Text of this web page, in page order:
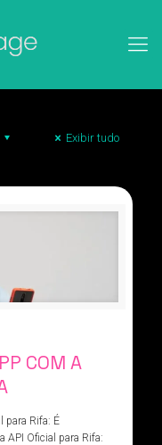
Exibir tudo
COM A
para Rifa: É
API Oficial para Rifa: